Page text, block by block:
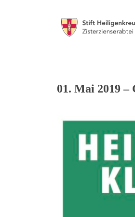
01. Mai 2019